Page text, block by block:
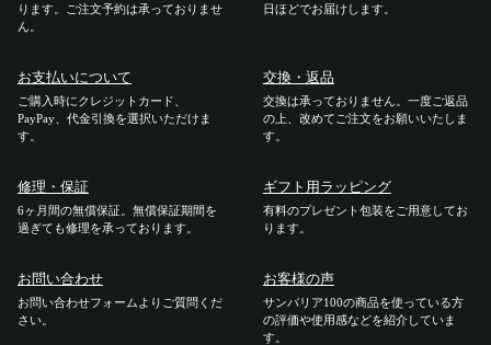
お支払いについて
修理 ・保証
ギフト用ラッピング
よくあるご質問・お問い合わせ
ります。ご注文予約は承っておりませ
ん。
日ほどでお届けします。
お支払いについて
ご購入時にクレジットカード、
PayPay、代金引換を選択いただけま
す。
交換・返品
交換は承っておりません。一度ご返品
の上、改めてご注文をお願いいたしま
す。
修理・保証
6ヶ月間の無償保証。無償保証期間を
過ぎても修理を承っております。
ギフト用ラッピング
有料のプレゼント包装をご用意してお
ります。
お問い合わせ
お問い合わせフォームよりご質問くだ
さい。
お客様の声
サンバリア100の商品を使っている方
の評価や使用感などを紹介していま
す。